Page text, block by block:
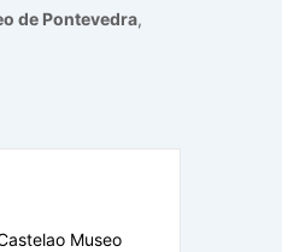
de Pontevedra,
Museo